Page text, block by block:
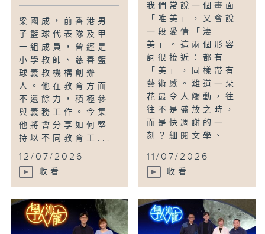
梁國成，前香港男
子籃球代表隊及甲
一組成員，曾經是
小學教師、慈善籃
球義教機構創辦
人。他在教育方面
不遺餘力，積極參
與義務工作。今集
他將會分享如何堅
持以不同教育工...
12/07/2026
收看
我們常說一個畫面
「唯美」，又會說
一段愛情「淒
美」。這兩個形容
詞很接近：都有
「美」，同樣帶有
藝術感。難道一朵
花最令人觸動，往
往不是盛放之時，
而是快凋謝的一
刻？細閱文學、...
11/07/2026
收看